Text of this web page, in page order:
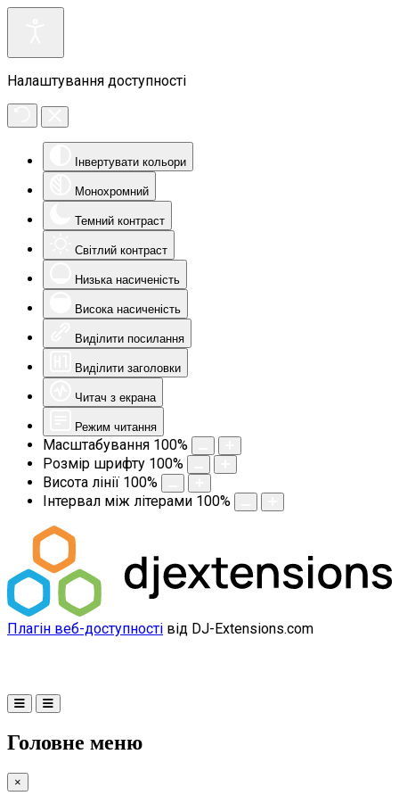
Налаштування доступності
Інвертувати кольори
Монохромний
Темний контраст
Світлий контраст
Низька насиченість
Висока насиченість
Виділити посилання
Виділити заголовки
Читач з екрана
Режим читання
Масштабування 100%
Розмір шрифту 100%
Висота лінії 100%
Інтервал між літерами 100%
Плагін веб-доступності від DJ-Extensions.com
Головне меню
×